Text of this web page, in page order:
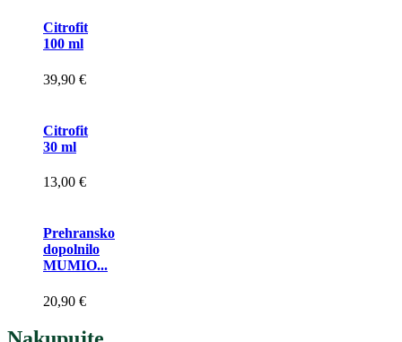
Citrofit
100 ml
39,90 €
Citrofit
30 ml
13,00 €
Prehransko
dopolnilo
MUMIO...
20,90 €